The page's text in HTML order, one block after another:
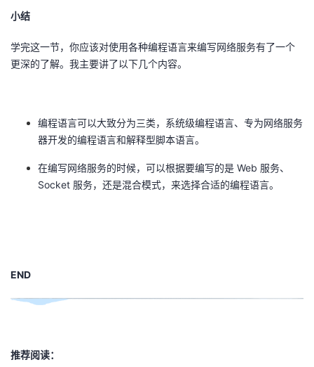
小结
学完这一节，你应该对使用各种编程语言来编写网络服务有了一个
更深的了解。我主要讲了以下几个内容。
编程语言可以大致分为三类，系统级编程语言、专为网络服务
器开发的编程语言和解释型脚本语言。
在编写网络服务的时候，可以根据要编写的是 Web 服务、
Socket 服务，还是混合模式，来选择合适的编程语言。
END
推荐阅读：